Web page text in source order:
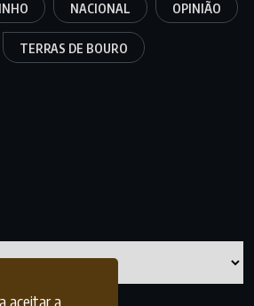
aceitar a
NACIONAL OPINIÃO
TERRAS DE BOURO